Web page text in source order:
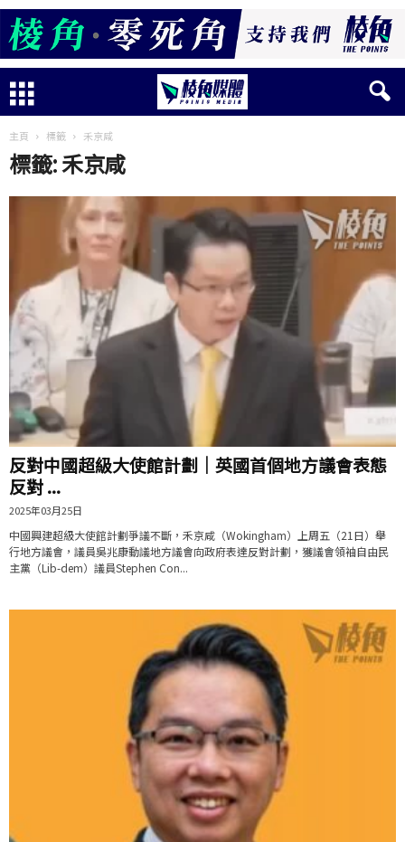
主頁 標籤 禾京咸
標籤: 禾京咸
反對中國超級大使館計劃｜英國首個地方議會表態
反對 ...
2025年03月25日
中國興建超級大使館計劃爭議不斷，禾京咸（Wokingham）上周五（21日）舉
行地方議會，議員吳兆康動議地方議會向政府表達反對計劃，獲議會領袖自由民
主黨（Lib-dem）議員Stephen Con...